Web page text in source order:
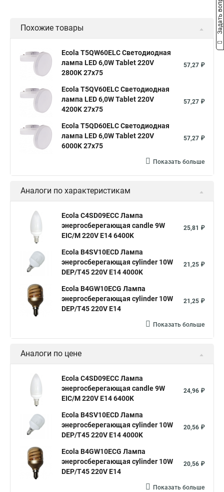
Похожие товары
Ecola T5QW60ELC Светодиодная
лампа LED 6,0W Tablet 220V
2800K 27x75
57,27 ₽
Ecola T5QV60ELC Светодиодная
лампа LED 6,0W Tablet 220V
4200K 27x75
57,27 ₽
Ecola T5QD60ELC Светодиодная
лампа LED 6,0W Tablet 220V
6000K 27x75
57,27 ₽
Показать больше
Аналоги по характеристикам
Ecola C4SD09ECC Лампа
энергосберегающая candle 9W
EIC/M 220V E14 6400K
25,81 ₽
Ecola B4SV10ECD Лампа
энергосберегающая cylinder 10W
DEP/T45 220V E14 4000K
21,25 ₽
Ecola B4GW10ECG Лампа
энергосберегающая cylinder 10W
DEP/T45 220V E14
21,25 ₽
Показать больше
Аналоги по цене
Ecola C4SD09ECC Лампа
энергосберегающая candle 9W
EIC/M 220V E14 6400K
24,96 ₽
Ecola B4SV10ECD Лампа
энергосберегающая cylinder 10W
DEP/T45 220V E14 4000K
20,56 ₽
Ecola B4GW10ECG Лампа
энергосберегающая cylinder 10W
DEP/T45 220V E14
20,56 ₽
Показать больше
Задать вопрос